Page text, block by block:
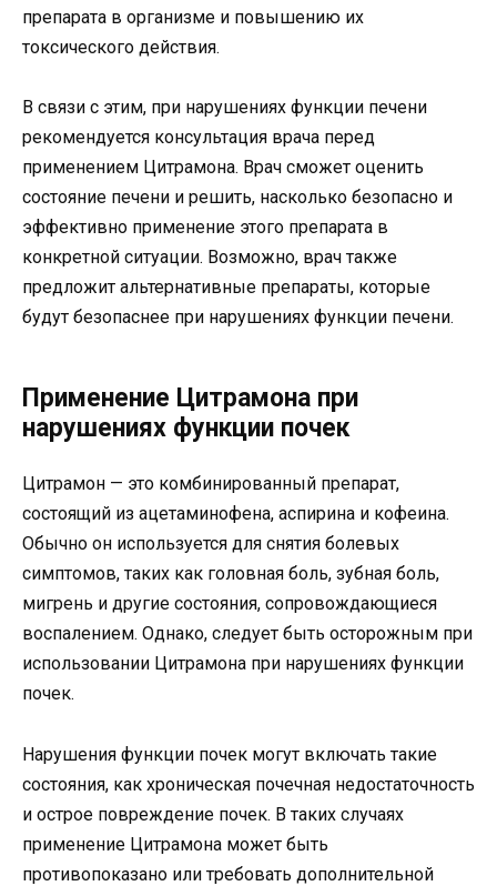
препарата в организме и повышению их
токсического действия.
В связи с этим, при нарушениях функции печени
рекомендуется консультация врача перед
применением Цитрамона. Врач сможет оценить
состояние печени и решить, насколько безопасно и
эффективно применение этого препарата в
конкретной ситуации. Возможно, врач также
предложит альтернативные препараты, которые
будут безопаснее при нарушениях функции печени.
Применение Цитрамона при
нарушениях функции почек
Цитрамон — это комбинированный препарат,
состоящий из ацетаминофена, аспирина и кофеина.
Обычно он используется для снятия болевых
симптомов, таких как головная боль, зубная боль,
мигрень и другие состояния, сопровождающиеся
воспалением. Однако, следует быть осторожным при
использовании Цитрамона при нарушениях функции
почек.
Нарушения функции почек могут включать такие
состояния, как хроническая почечная недостаточность
и острое повреждение почек. В таких случаях
применение Цитрамона может быть
противопоказано или требовать дополнительной